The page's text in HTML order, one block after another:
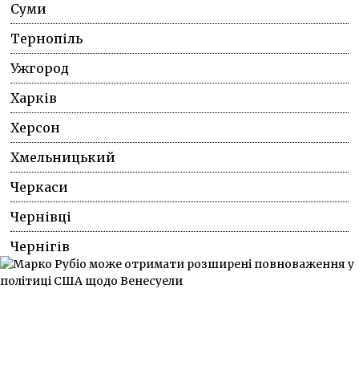
Суми
Тернопіль
Ужгород
Харків
Херсон
Хмельницький
Черкаси
Чернівці
Чернігів